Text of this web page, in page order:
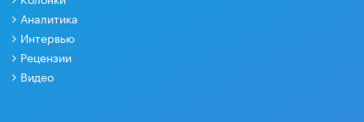
Аналитика
Интервью
Рецензии
Видео